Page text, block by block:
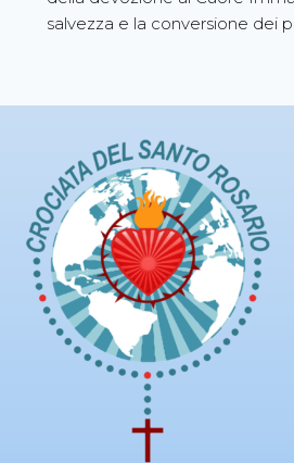
salvezza e la conversione dei